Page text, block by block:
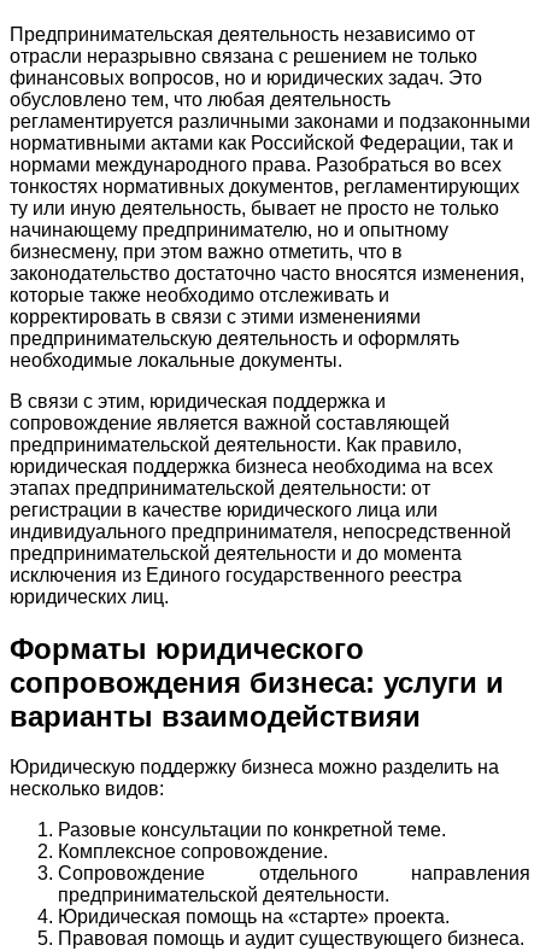
Предпринимательская деятельность независимо от
отрасли неразрывно связана с решением не только
финансовых вопросов, но и юридических задач. Это
обусловлено тем, что любая деятельность
регламентируется различными законами и подзаконными
нормативными актами как Российской Федерации, так и
нормами международного права. Разобраться во всех
тонкостях нормативных документов, регламентирующих
ту или иную деятельность, бывает не просто не только
начинающему предпринимателю, но и опытному
бизнесмену, при этом важно отметить, что в
законодательство достаточно часто вносятся изменения,
которые также необходимо отслеживать и
корректировать в связи с этими изменениями
предпринимательскую деятельность и оформлять
необходимые локальные документы.
В связи с этим, юридическая поддержка и
сопровождение является важной составляющей
предпринимательской деятельности. Как правило,
юридическая поддержка бизнеса необходима на всех
этапах предпринимательской деятельности: от
регистрации в качестве юридического лица или
индивидуального предпринимателя, непосредственной
предпринимательской деятельности и до момента
исключения из Единого государственного реестра
юридических лиц.
Форматы юридического
сопровождения бизнеса: услуги и
варианты взаимодействияи
Юридическую поддержку бизнеса можно разделить на
несколько видов:
Разовые консультации по конкретной теме.
Комплексное сопровождение.
Сопровождение отдельного направления
предпринимательской деятельности.
Юридическая помощь на «старте» проекта.
Правовая помощь и аудит существующего бизнеса.